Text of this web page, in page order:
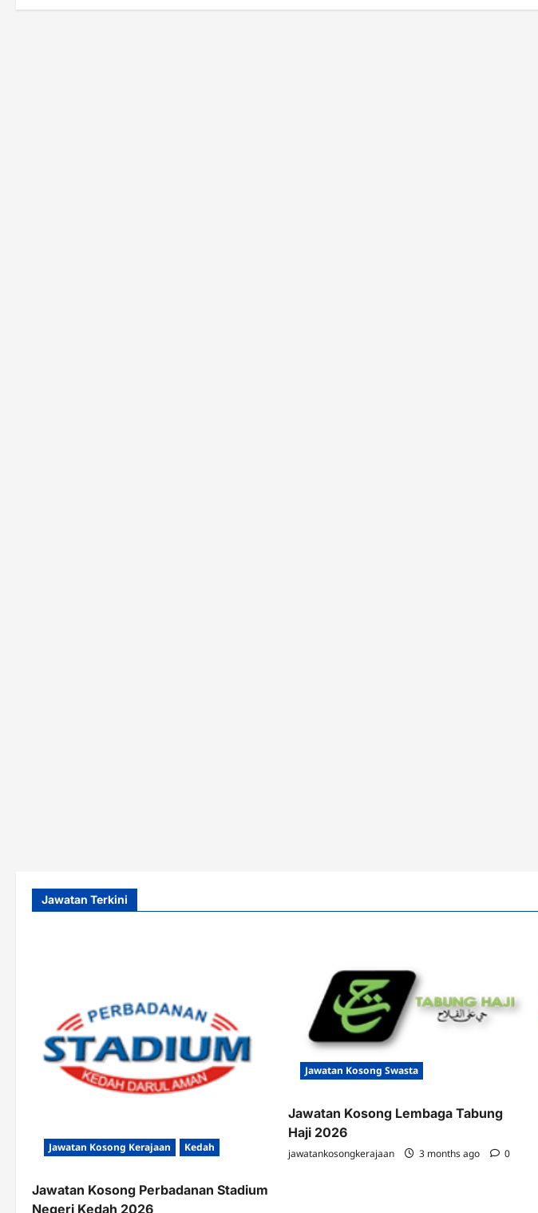
Jawatan
Jawatan Terkini
Jawatan Kosong Kerajaan Kedah
Jawatan Kosong Perbadanan Stadium
Negeri Kedah 2026
Jawatan Kosong Swasta
Jawatan Kosong Lembaga Tabung
Haji 2026
jawatankosongkerajaan 3 months ago 0